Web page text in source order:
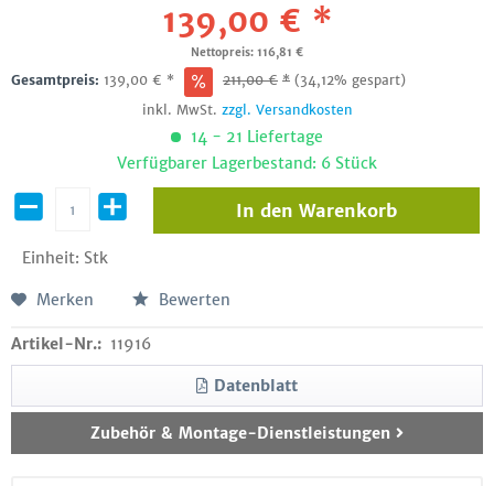
139,00 € *
Nettopreis: 116,81 €
Gesamtpreis: 139,00 € * 211,00€ * (34,12% gespart)
inkl. MwSt. zzgl. Versandkosten
14 - 21 Liefertage
Verfügbarer Lagerbestand: 6 Stück
Einheit: Stk
In den Warenkorb
Merken Bewerten
Artikel-Nr.: 11916
Datenblatt
Zubehör & Montage-Dienstleistungen